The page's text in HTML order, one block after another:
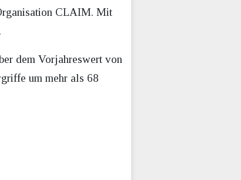
CLAIM. Mit
dem Vorjahreswert von
um mehr als 68